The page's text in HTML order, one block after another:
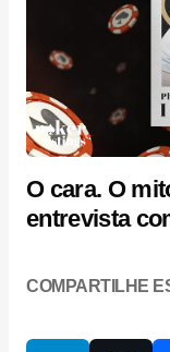
O cara. O
entrevista
COMPARTILHE